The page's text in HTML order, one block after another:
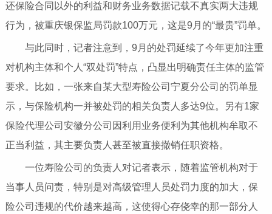
还保险合同以外的利益和财务业务数据记载不真实两大违规
行为，被重庆银保监局罚款100万元，这是9月的“最贵”罚单。
与此同时，记者注意到，9月的处罚延续了今年更加注重
对机构主体和个人“双处罚”特点，凸显出明确责任主体的监管
要求。比如，一张来自某大型寿险公司宁夏分公司的罚单显
示，与保险机构一并被处罚的相关负责人多达9位。另有1家
保险代理公司安徽分公司因利用业务便利为其他机构牟取不
正当利益，其主要负责人甚至被直接撤销任职资格。
一位寿险公司的负责人对记者表示，随着监管机构对于
当事人员问责，特别是对高级管理人员处罚力度的加大，保
险公司违规的代价越来越高，这使得心存侥幸的那一部分人